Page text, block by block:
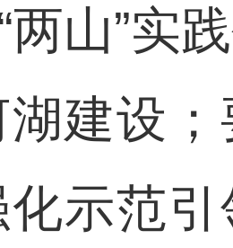
山”实
建设
示范引